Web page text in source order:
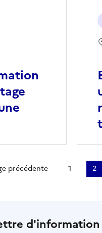
précédente 1 2
d'information